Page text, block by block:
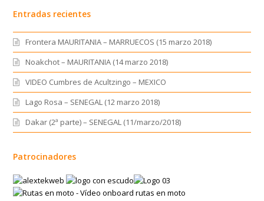
Entradas recientes
Frontera MAURITANIA – MARRUECOS (15 marzo 2018)
Noakchot – MAURITANIA (14 marzo 2018)
VIDEO Cumbres de Acultzingo – MEXICO
Lago Rosa – SENEGAL (12 marzo 2018)
Dakar (2ª parte) – SENEGAL (11/marzo/2018)
Patrocinadores